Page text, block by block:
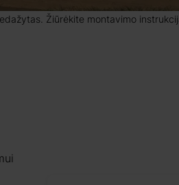
Žiūrėkite montavimo